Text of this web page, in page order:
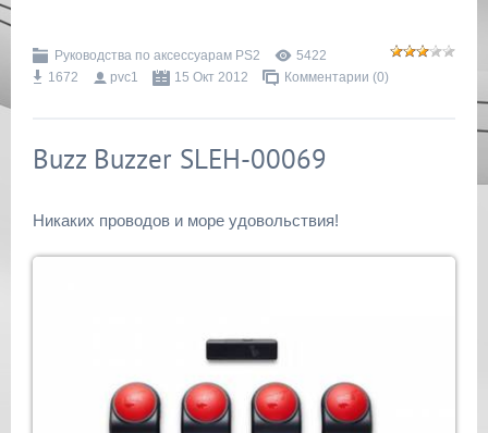
Руководства по аксессуарам PS2
5422
1672
pvc1 15 Окт 2012 Комментарии (0)
Buzz Buzzer SLEH-00069
Никаких проводов и море удовольствия!